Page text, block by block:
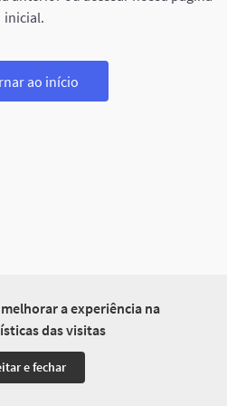
a experiência na
das visitas
e fechar
inicial.
ao início